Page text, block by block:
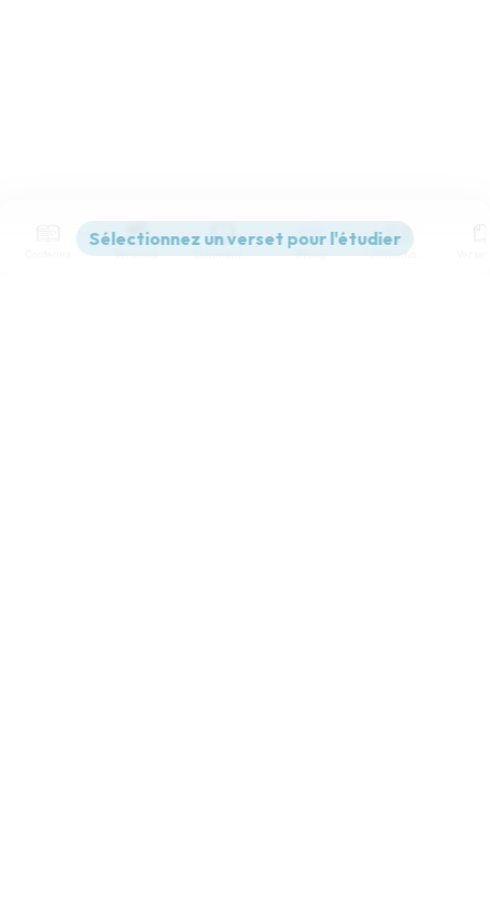
Versions Commentaires Strong